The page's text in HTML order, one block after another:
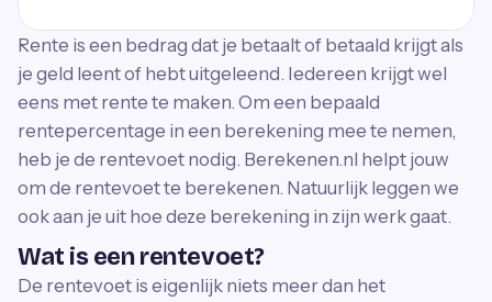
Rente is een bedrag dat je betaalt of betaald krijgt als
je geld leent of hebt uitgeleend. Iedereen krijgt wel
eens met rente te maken. Om een bepaald
rentepercentage in een berekening mee te nemen,
heb je de rentevoet nodig. Berekenen.nl helpt jouw
om de rentevoet te berekenen. Natuurlijk leggen we
ook aan je uit hoe deze berekening in zijn werk gaat.
Wat is een rentevoet?
De rentevoet is eigenlijk niets meer dan het